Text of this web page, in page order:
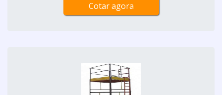
Cotar agora